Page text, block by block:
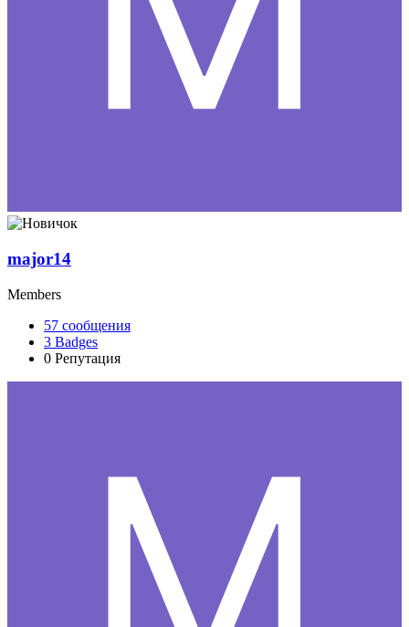
major14
Members
57 сообщения
3 Badges
0 Репутация